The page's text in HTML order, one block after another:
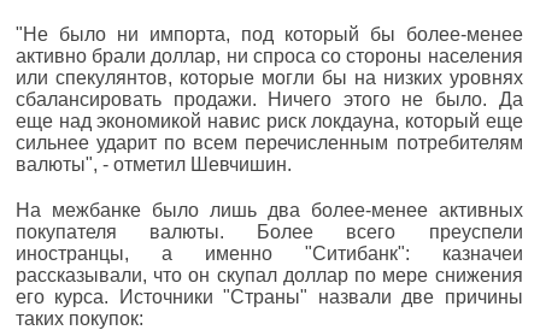
"Не было ни импорта, под который бы более-менее
активно брали доллар, ни спроса со стороны населения
или спекулянтов, которые могли бы на низких уровнях
сбалансировать продажи. Ничего этого не было. Да
еще над экономикой навис риск локдауна, который еще
сильнее ударит по всем перечисленным потребителям
валюты", - отметил Шевчишин.
На межбанке было лишь два более-менее активных
покупателя валюты. Более всего преуспели
иностранцы, а именно "Ситибанк": казначеи
рассказывали, что он скупал доллар по мере снижения
его курса. Источники "Страны" назвали две причины
таких покупок: